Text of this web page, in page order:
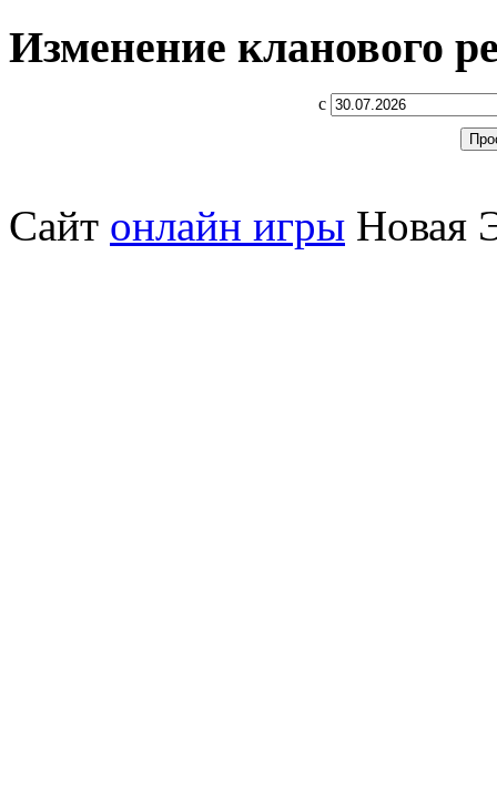
Изменение кланового
с
Сайт онлайн игры Новая